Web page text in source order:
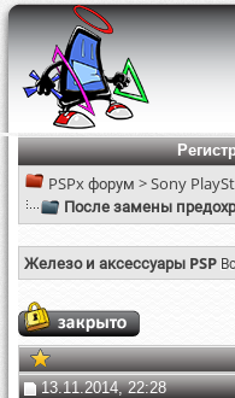
PSPx форум >Sony
После замены
Железо и аксессуары PSP
13.11.2014, 22:28